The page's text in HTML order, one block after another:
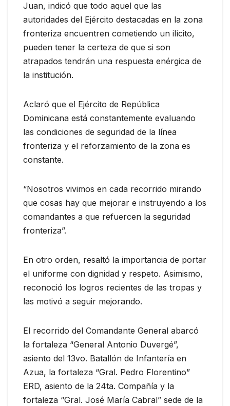
Juan, indicó que todo aquel que las
autoridades del Ejército destacadas en la zona
fronteriza encuentren cometiendo un ilícito,
pueden tener la certeza de que si son
atrapados tendrán una respuesta enérgica de
la institución.
Aclaró que el Ejército de República
Dominicana está constantemente evaluando
las condiciones de seguridad de la línea
fronteriza y el reforzamiento de la zona es
constante.
“Nosotros vivimos en cada recorrido mirando
que cosas hay que mejorar e instruyendo a los
comandantes a que refuercen la seguridad
fronteriza”.
En otro orden, resaltó la importancia de portar
el uniforme con dignidad y respeto. Asimismo,
reconoció los logros recientes de las tropas y
las motivó a seguir mejorando.
El recorrido del Comandante General abarcó
la fortaleza “General Antonio Duvergé”,
asiento del 13vo. Batallón de Infantería en
Azua, la fortaleza “Gral. Pedro Florentino”
ERD, asiento de la 24ta. Compañía y la
fortaleza “Gral. José María Cabral” sede de la